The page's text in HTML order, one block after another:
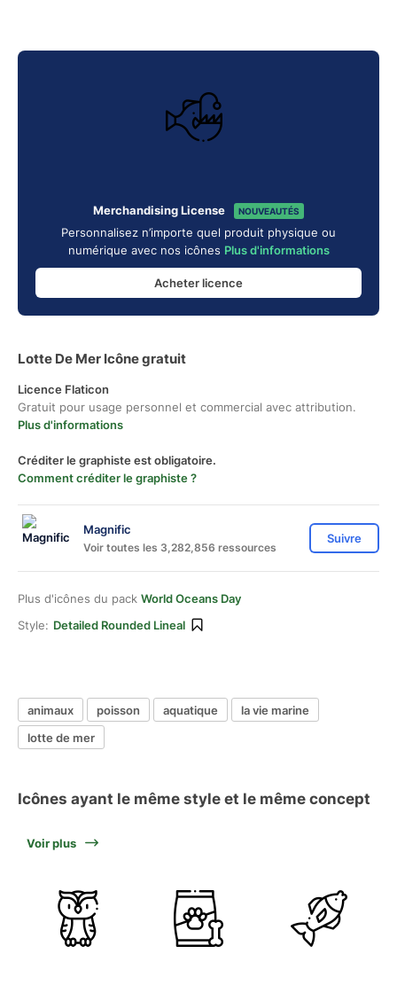
Merchandising License NOUVEAUTÉS
Personnalisez n’importe quel produit physique ou
numérique avec nos icônes Plus d'informations
Acheter licence
Lotte De Mer Icône gratuit
Licence Flaticon
Gratuit pour usage personnel et commercial avec attribution.
Plus d'informations
Créditer le graphiste est obligatoire.
Comment créditer le graphiste ?
Magnific
Voir toutes les 3,282,856 ressources
Suivre
Plus d'icônes du pack World Oceans Day
Style: Detailed Rounded Lineal
animaux poisson aquatique
la vie marine
lotte de mer
Icônes ayant le même style et le même concept
Voir plus